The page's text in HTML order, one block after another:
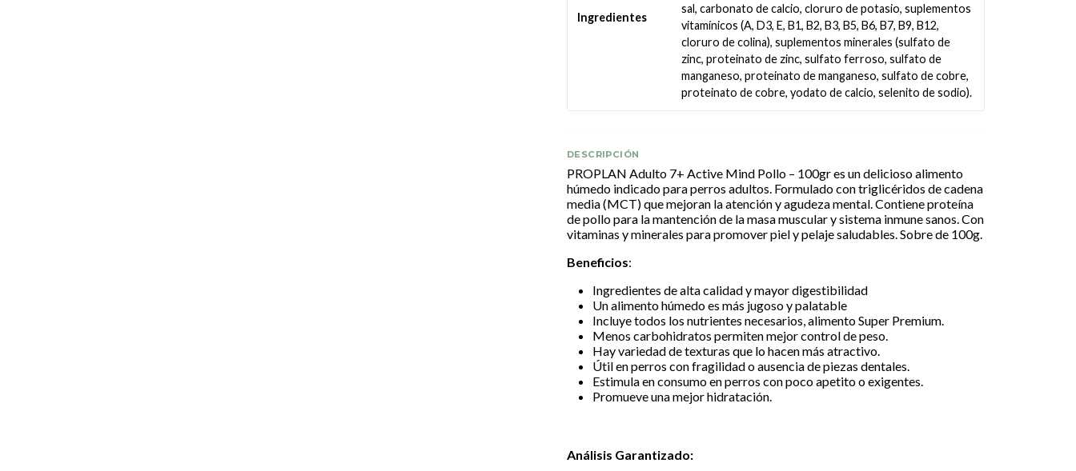
Ingredientes
sal, carbonato de calcio, cloruro de potasio, suplementos
vitamínicos (A, D3, E, B1, B2, B3, B5, B6, B7, B9, B12,
cloruro de colina), suplementos minerales (sulfato de
zinc, proteinato de zinc, sulfato ferroso, sulfato de
manganeso, proteinato de manganeso, sulfato de cobre,
proteinato de cobre, yodato de calcio, selenito de sodio).
DESCRIPCIÓN
PROPLAN Adulto 7+ Active Mind Pollo – 100gr es un delicioso alimento
húmedo indicado para perros adultos. Formulado con triglicéridos de cadena
media (MCT) que mejoran la atención y agudeza mental. Contiene proteína
de pollo para la mantención de la masa muscular y sistema inmune sanos. Con
vitaminas y minerales para promover piel y pelaje saludables. Sobre de 100g.
Beneficios:
Ingredientes de alta calidad y mayor digestibilidad
Un alimento húmedo es más jugoso y palatable
Incluye todos los nutrientes necesarios, alimento Super Premium.
Menos carbohidratos permiten mejor control de peso.
Hay variedad de texturas que lo hacen más atractivo.
Útil en perros con fragilidad o ausencia de piezas dentales.
Estimula en consumo en perros con poco apetito o exigentes.
Promueve una mejor hidratación.
Análisis Garantizado: